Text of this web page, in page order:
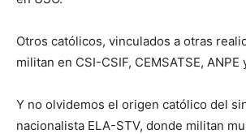
Otros católicos, vinculados a otras
militan en CSI-CSIF, CEMSATSE, ANPE
Y no olvidemos el origen católico del
nacionalista ELA-STV, donde militan